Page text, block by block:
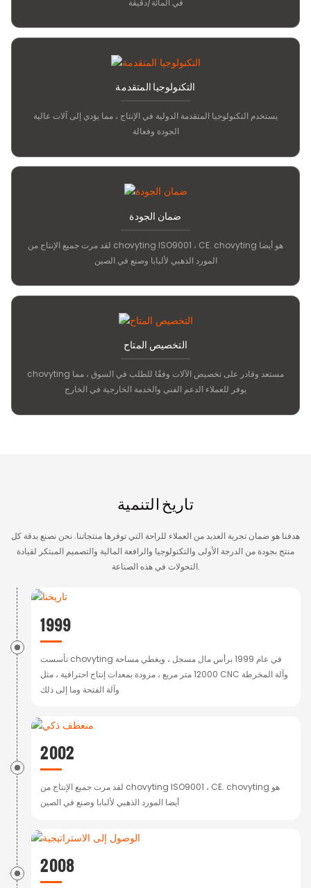
التكنولوجيا المتقدمة
يستخدم التكنولوجيا المتقدمة الدولية في الإنتاج ، مما يؤدي إلى آلات عالية
الجودة وفعالة
ضمان الجودة
لقد مرت جميع الإنتاج من chovyting ISO9001 ، CE. chovyting هو أيضا
المورد الذهبي لألبابا وصنع في الصين
التخصيص المتاح
chovyting مستعد وقادر على تخصيص الآلات وفقًا للطلب في السوق ، مما
يوفر للعملاء الدعم الفني والخدمة الخارجية في الخارج
تاريخ التنمية
هدفنا هو ضمان تجربة العديد من العملاء للراحة التي توفرها منتجاتنا. نحن نصنع بدقة كل
منتج بجودة من الدرجة الأولى والتكنولوجيا والرافعة المالية والتصميم المبتكر لقيادة
التحولات في هذه الصناعة.
1999
تأسست chovyting في عام 1999 برأس مال مسجل ، ويغطي مساحة
12000 متر مربع ، مزودة بمعدات إنتاج احترافية ، مثل CNC وآلة المخرطة
وآلة الفتحة وما إلى ذلك
2002
لقد مرت جميع الإنتاج من chovyting ISO9001 ، CE. chovyting هو
أيضا المورد الذهبي لألبابا وصنع في الصين
2008